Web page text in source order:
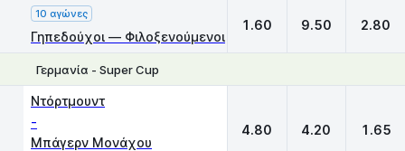
10 αγώνες
Γηπεδούχοι — Φιλοξενούμενοι
1.60 9.50 2.80
Γερμανία - Super Cup
Ντόρτμουντ
-
Μπάγερν Μονάχου
4.80 4.20 1.65